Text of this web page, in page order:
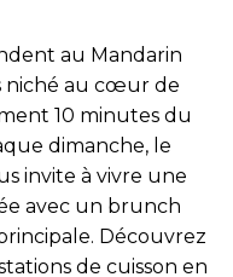
au Mandarin
niché au cœur de
10 minutes du
dimanche, le
invite à vivre une
avec un brunch
Découvrez
de cuisson en